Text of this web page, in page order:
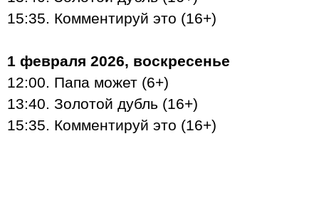
15:35. Комментируй это (16+)
1 февраля 2026, воскресенье
12:00. Папа может (6+)
13:40. Золотой дубль (16+)
15:35. Комментируй это (16+)